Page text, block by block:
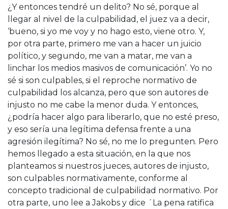
¿Y entonces tendré un delito? No sé, porque al
llegar al nivel de la culpabilidad, el juez va a decir,
‘bueno, si yo me voy y no hago esto, viene otro. Y,
por otra parte, primero me van a hacer un juicio
político, y segundo, me van a matar, me van a
linchar los medios masivos de comunicación’. Yo no
sé si son culpables, si el reproche normativo de
culpabilidad los alcanza, pero que son autores de
injusto no me cabe la menor duda. Y entonces,
¿podría hacer algo para liberarlo, que no esté preso,
y eso sería una legítima defensa frente a una
agresión ilegítima? No sé, no me lo pregunten. Pero
hemos llegado a esta situación, en la que nos
planteamos si nuestros jueces, autores de injusto,
son culpables normativamente, conforme al
concepto tradicional de culpabilidad normativo. Por
otra parte, uno lee a Jakobs y dice ´La pena ratifica